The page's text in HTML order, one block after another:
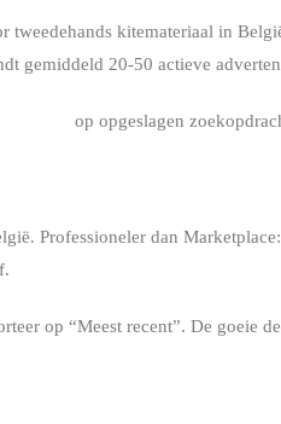
tweedehands kitemateriaal in
gemiddeld 20-50 actieve
op opgeslagen
Professioneler dan
op “Meest recent”. De goeie